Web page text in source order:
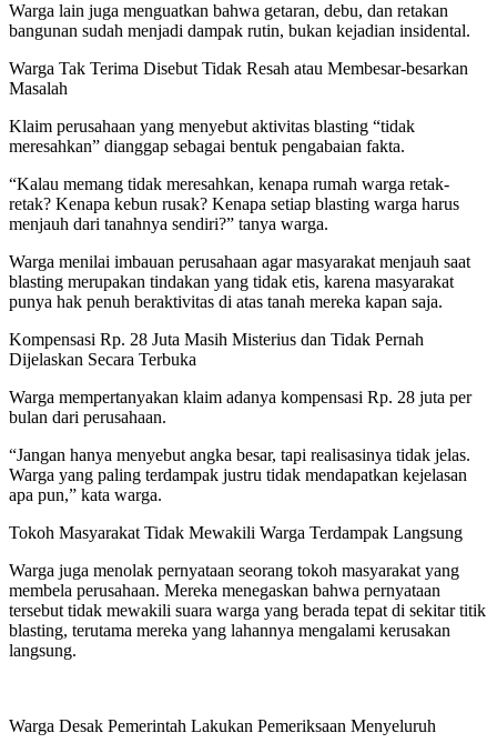
Warga lain juga menguatkan bahwa getaran, debu, dan retakan
bangunan sudah menjadi dampak rutin, bukan kejadian insidental.
Warga Tak Terima Disebut Tidak Resah atau Membesar-besarkan
Masalah
Klaim perusahaan yang menyebut aktivitas blasting “tidak
meresahkan” dianggap sebagai bentuk pengabaian fakta.
“Kalau memang tidak meresahkan, kenapa rumah warga retak-
retak? Kenapa kebun rusak? Kenapa setiap blasting warga harus
menjauh dari tanahnya sendiri?” tanya warga.
Warga menilai imbauan perusahaan agar masyarakat menjauh saat
blasting merupakan tindakan yang tidak etis, karena masyarakat
punya hak penuh beraktivitas di atas tanah mereka kapan saja.
Kompensasi Rp. 28 Juta Masih Misterius dan Tidak Pernah
Dijelaskan Secara Terbuka
Warga mempertanyakan klaim adanya kompensasi Rp. 28 juta per
bulan dari perusahaan.
“Jangan hanya menyebut angka besar, tapi realisasinya tidak jelas.
Warga yang paling terdampak justru tidak mendapatkan kejelasan
apa pun,” kata warga.
Tokoh Masyarakat Tidak Mewakili Warga Terdampak Langsung
Warga juga menolak pernyataan seorang tokoh masyarakat yang
membela perusahaan. Mereka menegaskan bahwa pernyataan
tersebut tidak mewakili suara warga yang berada tepat di sekitar titik
blasting, terutama mereka yang lahannya mengalami kerusakan
langsung.
Warga Desak Pemerintah Lakukan Pemeriksaan Menyeluruh